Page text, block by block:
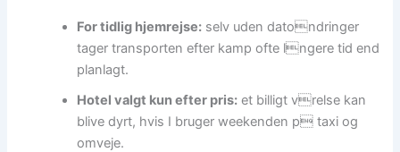
For tidlig hjemrejse: selv uden datondringer
tager transporten efter kamp ofte lngere tid end
planlagt.
Hotel valgt kun efter pris: et billigt vrelse kan
blive dyrt, hvis I bruger weekenden p taxi og
omveje.